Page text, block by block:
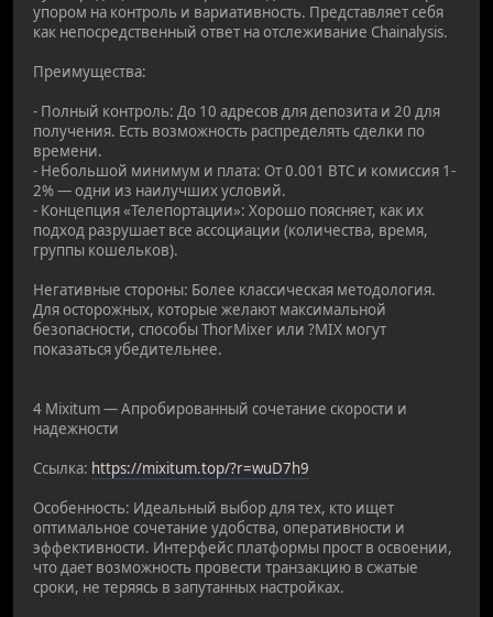
упором на контроль и вариативность. Представляет себя
как непосредственный ответ на отслеживание Chainalysis.
Преимущества:
- Полный контроль: До 10 адресов для депозита и 20 для
получения. Есть возможность распределять сделки по
времени.
- Небольшой минимум и плата: От 0.001 BTC и комиссия 1-
2% — одни из наилучших условий.
- Концепция «Телепортации»: Хорошо поясняет, как их
подход разрушает все ассоциации (количества, время,
группы кошельков).
Негативные стороны: Более классическая методология.
Для осторожных, которые желают максимальной
безопасности, способы ThorMixer или ?MIX могут
показаться убедительнее.
4 Mixitum — Апробированный сочетание скорости и
надежности
Ссылка: https://mixitum.top/?r=wuD7h9
Особенность: Идеальный выбор для тех, кто ищет
оптимальное сочетание удобства, оперативности и
эффективности. Интерфейс платформы прост в освоении,
что дает возможность провести транзакцию в сжатые
сроки, не теряясь в запутанных настройках.